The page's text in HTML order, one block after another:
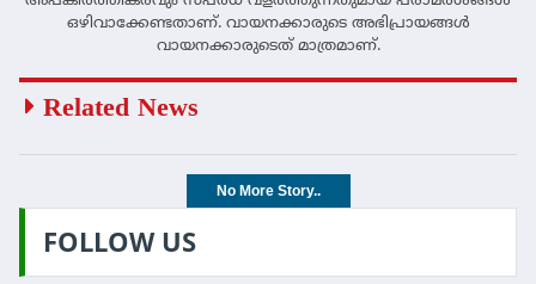
ഒഴിവാക്കേണ്ടതാണ്. വായനക്കാരുടെ അഭിപ്രായങ്ങള്‍
വായനക്കാരുടെത് മാത്രമാണ്.
Related News
No More Story..
FOLLOW US